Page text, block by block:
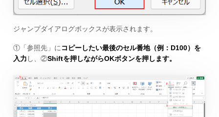
ジャンプダイアログボックスが表示されます。
①「参照先」に コピーしたい最後のセル番地（例：D100）を
入力 し、②Shiftを押しながらOKボタンを押します。